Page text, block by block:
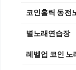
코인홀릭 동전
별노래연습장
레벨업 코인 노